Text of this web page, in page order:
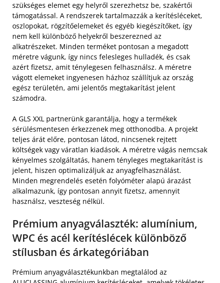
szükséges elemet egy helyről szerezhetsz be, szakértői
támogatással. A rendszerek tartalmazzák a kerítésléceket,
oszlopokat, rögzítőelemeket és egyéb kiegészítőket, így
nem kell különböző helyekről beszerezned az
alkatrészeket. Minden terméket pontosan a megadott
méretre vágunk, így nincs felesleges hulladék, és csak
azért fizetsz, amit ténylegesen felhasználsz. A méretre
vágott elemeket ingyenesen házhoz szállítjuk az ország
egész területén, ami jelentős megtakarítást jelent
számodra.
A GLS XXL partnerünk garantálja, hogy a termékek
sérülésmentesen érkezzenek meg otthonodba. A projekt
teljes árát előre, pontosan látod, nincsenek rejtett
költségek vagy váratlan kiadások. A méretre vágás nemcsak
kényelmes szolgáltatás, hanem tényleges megtakarítást is
jelent, hiszen optimalizáljuk az anyagfelhasználást.
Minden megrendelés esetén folyóméter alapú árazást
alkalmazunk, így pontosan annyit fizetsz, amennyit
használsz, veszteség nélkül.
Prémium anyagválaszték: alumínium,
WPC és acél kerítéslécek különböző
stílusban és árkategóriában
Prémium anyagválasztékunkban megtalálod az